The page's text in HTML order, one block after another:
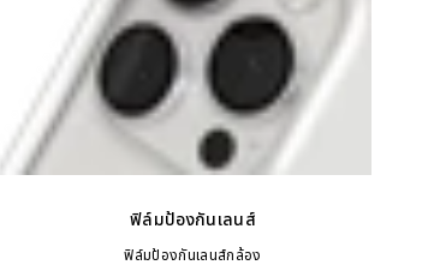
ฟิล์มป้องกันเลนส์
ฟิล์มป้องกันเลนส์กล้อง